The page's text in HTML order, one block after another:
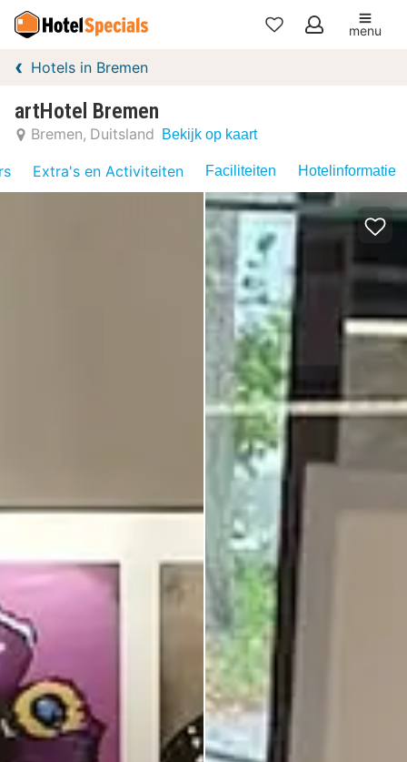
Mijn
menu
Hotels in Bremen
artHotel Bremen
Bremen Duitsland Bekijk op kaart
Extra's en Activiteiten Faciliteiten Hotelinformatie